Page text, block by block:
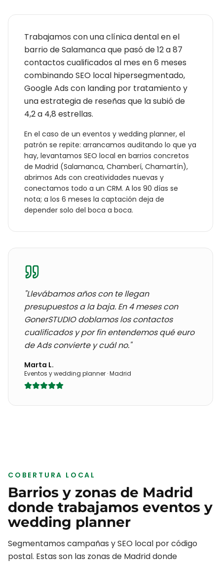
Trabajamos con una clínica dental en el
barrio de Salamanca que pasó de 12 a 87
contactos cualificados al mes en 6 meses
combinando SEO local hipersegmentado,
Google Ads con landing por tratamiento y
una estrategia de reseñas que la subió de
4,2 a 4,8 estrellas.
En el caso de un eventos y wedding planner, el
patrón se repite: arrancamos auditando lo que ya
hay, levantamos SEO local en barrios concretos
de Madrid (Salamanca, Chamberí, Chamartín),
abrimos Ads con creatividades nuevas y
conectamos todo a un CRM. A los 90 días se
nota; a los 6 meses la captación deja de
depender solo del boca a boca.
"Llevábamos años con te llegan
presupuestos a la baja. En 4 meses con
GonerSTUDIO doblamos los contactos
cualificados y por fin entendemos qué euro
de Ads convierte y cuál no."
Marta L.
Eventos y wedding planner ·Madrid
COBERTURA LOCAL
Barrios y zonas de Madrid
donde trabajamos eventos y
wedding planner
Segmentamos campañas y SEO local por código
postal. Estas son las zonas de Madriddonde